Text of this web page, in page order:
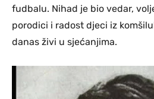
fudbalu. Nihad je bio vedar,
porodici i radost djeci iz
danas živi u sjećanjima.